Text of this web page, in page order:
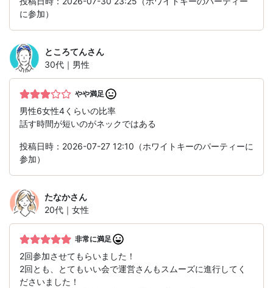
に参加）
ところてんさん
30代｜男性
やや満足
男性6女性4くらいの比率
話す時間が短いのがネックではある
投稿日時：2026-07-27 12:10（ホワイトキーのパーティーに
参加）
たなかさん
20代｜女性
非常に満足
2回参加させてもらいました！
2回とも、とてもいい会で運営さんもスムーズに進行してく
ださいました！